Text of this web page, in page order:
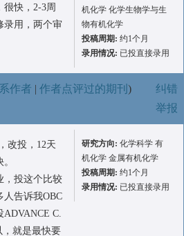
很快，2-3周
录用，两个审
机化学 化学生物学与生
物有机化学
投稿周期: 约1个月
录用情况: 已投直接录用
作者 | 作者点评过的期刊 )
纠错
举报
改投，12天
，投这个比较
人告诉我OBC
ADVANCE C.
，就是最快要
研究方向: 化学科学 有
机化学 金属有机化学
投稿周期: 约1个月
录用情况: 已投直接录用